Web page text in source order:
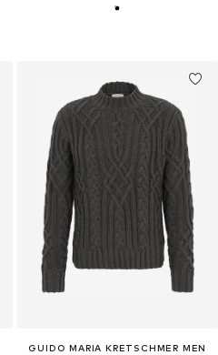
GUIDO MARIA KRETSCHMER MEN